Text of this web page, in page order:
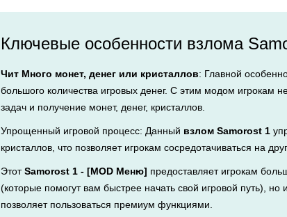
Ключевые особенности взлома
Чит Много монет, денег или кристаллов: Главной
большого количества игровых денег. С этим модом игрокам
задач и получение монет, денег, кристаллов.
Упрощенный игровой процесс: Данный взлом Samorost 1
кристаллов, что позволяет игрокам сосредотачиваться на
ЭтотSamorost 1 - [MOD Меню] предоставляет игрокам
(которые помогут вам быстрее начать свой игровой путь), но
позволяет пользоваться премиум функциями.